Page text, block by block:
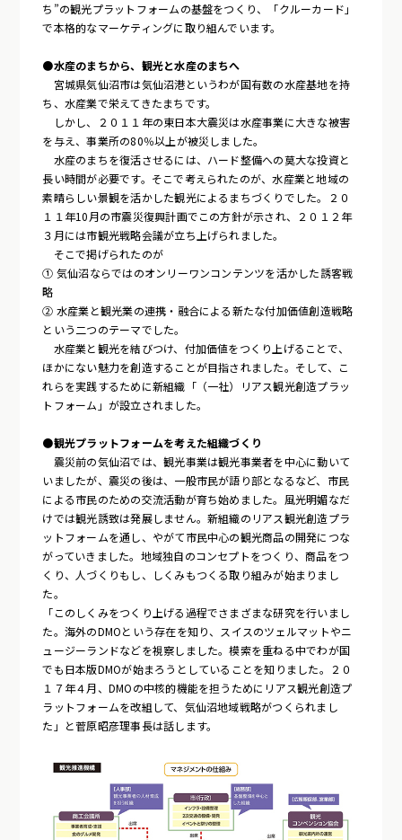
ち”の観光プラットフォームの基盤をつくり、「クルーカード」
で本格的なマーケティングに取り組んでいます。
●水産のまちから、観光と水産のまちへ
宮城県気仙沼市は気仙沼港というわが国有数の水産基地を持
ち、水産業で栄えてきたまちです。
しかし、２０１１年の東日本大震災は水産事業に大きな被害
を与え、事業所の80％以上が被災しました。
水産のまちを復活させるには、ハード整備への莫大な投資と
長い時間が必要です。そこで考えられたのが、水産業と地域の
素晴らしい景観を活かした観光によるまちづくりでした。２０
１１年10月の市震災復興計画でこの方針が示され、２０１２年
３月には市観光戦略会議が立ち上げられました。
そこで掲げられたのが
① 気仙沼ならではのオンリーワンコンテンツを活かした誘客戦
略
② 水産業と観光業の連携・融合による新たな付加価値創造戦略
という二つのテーマでした。
水産業と観光を結びつけ、付加価値をつくり上げることで、
ほかにない魅力を創造することが目指されました。そして、こ
れらを実践するために新組織「（一社）リアス観光創造プラッ
トフォーム」が設立されました。
●観光プラットフォームを考えた組織づくり
震災前の気仙沼では、観光事業は観光事業者を中心に動いて
いましたが、震災の後は、一般市民が語り部となるなど、市民
による市民のための交流活動が育ち始めました。風光明媚なだ
けでは観光誘致は発展しません。新組織のリアス観光創造プラ
ットフォームを通し、やがて市民中心の観光商品の開発につな
がっていきました。地域独自のコンセプトをつくり、商品をつ
くり、人づくりもし、しくみもつくる取り組みが始まりまし
た。
「このしくみをつくり上げる過程でさまざまな研究を行いまし
た。海外のDMOという存在を知り、スイスのツェルマットやニ
ュージーランドなどを視察しました。模索を重ねる中でわが国
でも日本版DMOが始まろうとしていることを知りました。２０
１７年４月、DMOの中核的機能を担うためにリアス観光創造プ
ラットフォームを改組して、気仙沼地域戦略がつくられまし
た」と菅原昭彦理事長は話します。